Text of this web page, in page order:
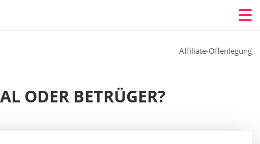
Affiliate-Offenlegung
ODER BETRÜGER?